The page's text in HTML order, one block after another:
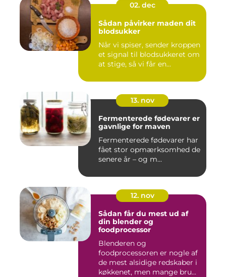
02. dec
Sådan påvirker maden dit
blodsukker
Når vi spiser, sender kroppen
et signal til blodsukkeret om
at stige, så vi får en...
13. nov
Fermenterede fødevarer er
gavnlige for maven
Fermenterede fødevarer har
fået stor opmærksomhed de
senere år – og m...
12. nov
Sådan får du mest ud af
din blender og
foodprocessor
Blenderen og
foodprocessoren er nogle af
de mest alsidige redskaber i
køkkenet, men mange bru...